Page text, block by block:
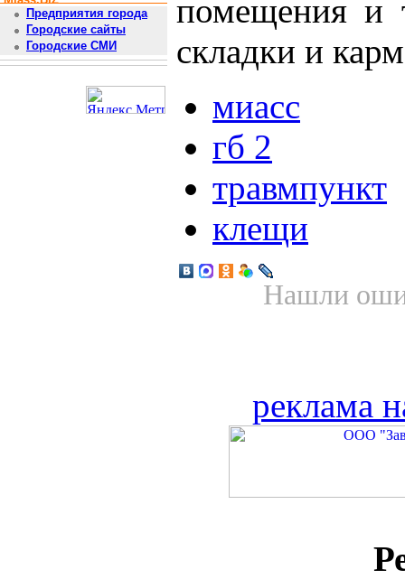
Предприятия города
Городские сайты
Городские СМИ
помещения и
складки и
миасс
гб 2
травмпункт
клещи
Нашли
реклама